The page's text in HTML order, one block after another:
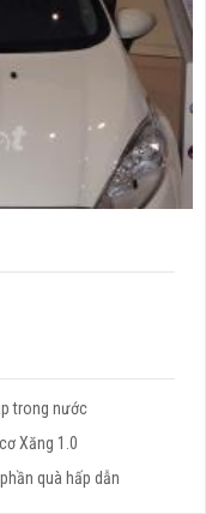
trong nước
Xăng 1.0
quà hấp dẫn